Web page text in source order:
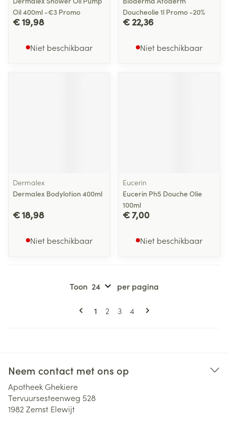
Oil 400ml -€3 Promo
€ 19,98
Niet beschikbaar
Doucheolie 1l Promo -20%
€ 22,36
Niet beschikbaar
Dermalex
Dermalex Bodylotion 400ml
€ 18,98
Niet beschikbaar
Eucerin
Eucerin Ph5 Douche Olie
100ml
€ 7,00
Niet beschikbaar
Pagina's
U lees momenteel pagina
1 Pagina
2 Pagina
3 Pagina
4
Toon per pagina
Neem contact met ons op
Apotheek Ghekiere
Tervuursesteenweg 528
1982 Zemst Elewijt